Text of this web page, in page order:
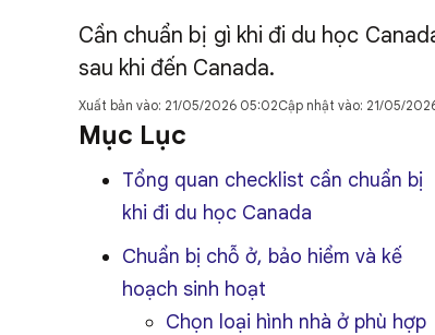
Cần chuẩn bị gì khi đi du học
sau khi đến Canada.
Xuất bản vào: 21/05/2026 05:02Cập nhật vào: 21/05/
Mục Lục
Tổng quan checklist cần chuẩn bị
khi đi du học Canada
Chuẩn bị chỗ ở, bảo hiểm và kế
hoạch sinh hoạt
Chọn loại hình nhà ở phù hợp